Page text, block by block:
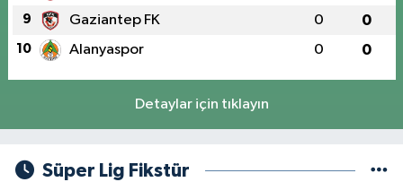
9 Gaziantep FK 0 0
10 Alanyaspor 0 0
Detaylar için tıklayın
Süper Lig Fikstür